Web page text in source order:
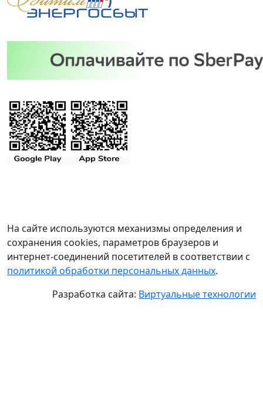
На сайте используются механизмы определения и
сохранения cookies, параметров браузеров и
интернет-соединений посетителей в соответствии с
политикой обработки персональных данных.
Разработка сайта: Виртуальные технологии